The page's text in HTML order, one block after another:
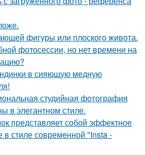
фигуры или плоского живота.
фотосессии, но нет времени на
в сияющую медную
студийная фотография
в элегантном стиле.
представляет собой эффектное
стиле современной "Insta -